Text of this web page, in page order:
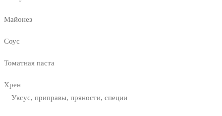
Майонез
Соус
Томатная паста
Хрен
Уксус, приправы, пряности, специи